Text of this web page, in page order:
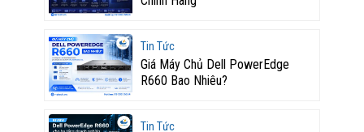
Tin Tức
Giá Máy Chủ Dell PowerEdge
R660 Bao Nhiêu?
Tin Tức